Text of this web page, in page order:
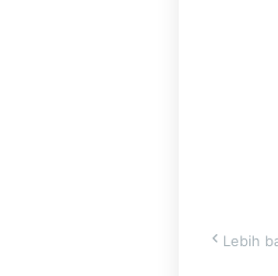
Lebih